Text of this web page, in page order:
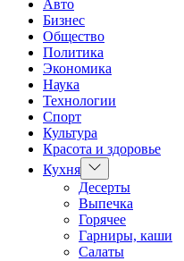
Авто
Бизнес
Общество
Политика
Экономика
Наука
Технологии
Спорт
Культура
Красота и здоровье
Кухня Показать
подменю
Десерты
Выпечка
Горячее
Гарниры, каши
Салаты